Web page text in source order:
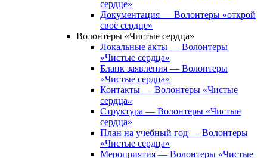
сердце»
Документация — Волонтеры «открой
своё сердце»
Волонтеры «Чистые сердца»
Локальные акты — Волонтеры
«Чистые сердца»
Бланк заявления — Волонтеры
«Чистые сердца»
Контакты — Волонтеры «Чистые
сердца»
Структура — Волонтеры «Чистые
сердца»
План на учебный год — Волонтеры
«Чистые сердца»
Мероприятия — Волонтеры «Чистые